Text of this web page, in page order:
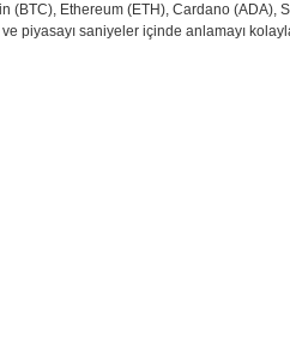
(BTC), Ethereum (ETH), Cardano (ADA),
piyasayı saniyeler içinde anlamayı